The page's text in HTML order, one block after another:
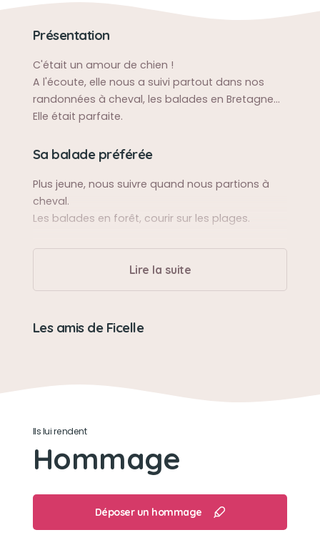
Présentation
C'était un amour de chien !
A l'écoute, elle nous a suivi partout dans nos
randonnées à cheval, les balades en Bretagne...
Elle était parfaite.
Sa balade préférée
Plus jeune, nous suivre quand nous partions à
cheval.
Les balades en forêt, courir sur les plages.
Pas vraiment de bêtises.... Elle aboyait beaucoup
Pas craintive et câline
Son jouet préféré
Une balle
Son loisir préféré
Les promenades.
Lire la suite
Les amis de Ficelle
Ils lui rendent
Hommage
Déposer un hommage